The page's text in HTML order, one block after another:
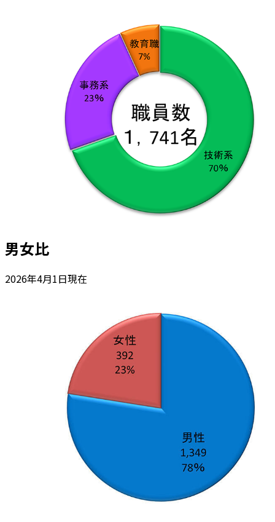
男女比
2026年4月1日現在